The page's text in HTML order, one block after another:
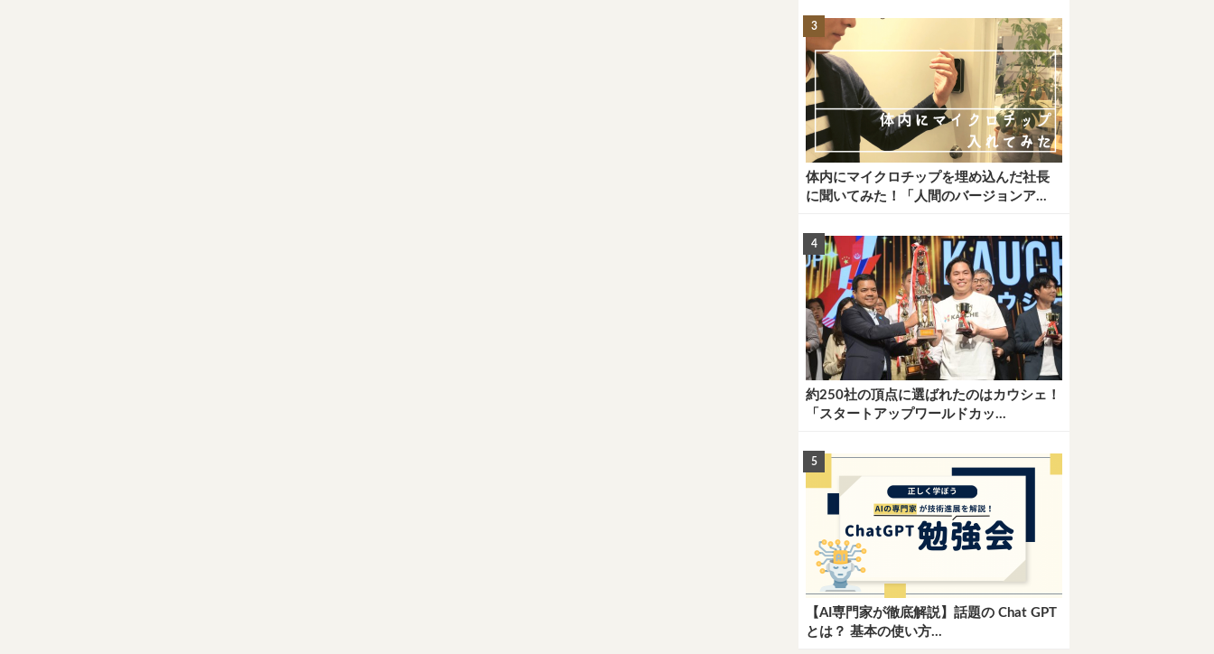
体内にマイクロチップを埋め込んだ社長
に聞いてみた！「人間のバージョンア...
約250社の頂点に選ばれたのはカウシェ！
「スタートアップワールドカッ...
【AI専門家が徹底解説】話題の Chat GPT
とは？ 基本の使い方...